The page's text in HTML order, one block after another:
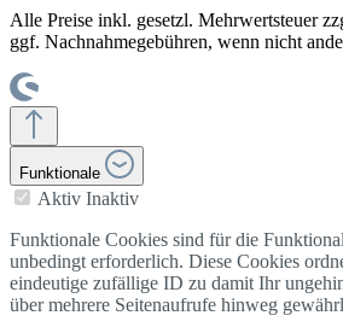
Alle Preise inkl. gesetzl. Mehrwertsteuer
ggf. Nachnahmegebühren, wenn nicht
Funktionale
Aktiv Inaktiv
Funktionale Cookies sind für die
unbedingt erforderlich. Diese Cookies
eindeutige zufällige ID zu damit Ihr
über mehrere Seitenaufrufe hinweg